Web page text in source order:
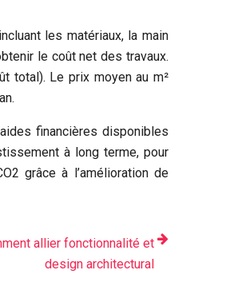
les matériaux, la main
le coût net des travaux.
total). Le prix moyen au m²
financières disponibles
à long terme, pour
grâce à l’amélioration de
allier fonctionnalité et
design architectural